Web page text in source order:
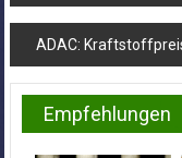
ADAC:
Empfehlungen